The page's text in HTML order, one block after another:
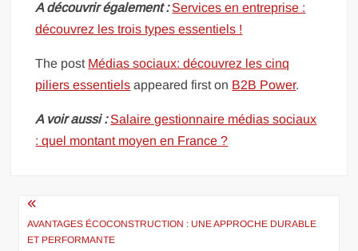
A découvrir également : Services en entreprise :
découvrez les trois types essentiels !
The post Médias sociaux: découvrez les cinq
piliers essentiels appeared first on B2B Power.
A voir aussi : Salaire gestionnaire médias sociaux
: quel montant moyen en France ?
Navigation
de
AVANTAGES ÉCOCONSTRUCTION : UNE APPROCHE DURABLE
ET PERFORMANTE